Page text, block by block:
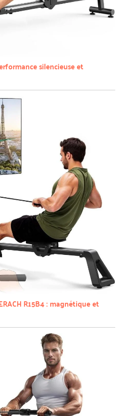
silencieuse et
R15B4 : magnétique et